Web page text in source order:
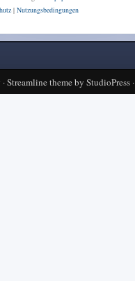
| Nutzungsbedingungen
·Streamline themeby StudioPress·